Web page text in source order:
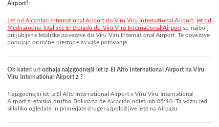
Airport?
let od Alcantari International Airport do Viru Viru International Airport
let od
Mednarodno letališče El Dorado do Viru Viru International Airport so najbolj
priljubljene letališke povezave do Viru Viru International Airport. Te povezave
ponujajo priročne prestope za vaše potovanje.
Ob kateri uri odhaja najzgodnejši let iz El Alto International Airport na Viru
Viru International Airport z ?
Najzgodnejši let iz El Alto International Airport v Viru Viru International
Airport z letalsko družbo Boliviana de Aviación odleti ob 05:10. Ta vozni red
si lahko ogledate in primerjate druge razpoložljive lete na Airpazu.